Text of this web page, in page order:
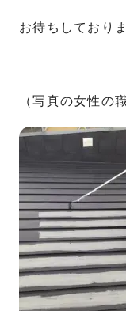
お待ちしており
（写真の女性の